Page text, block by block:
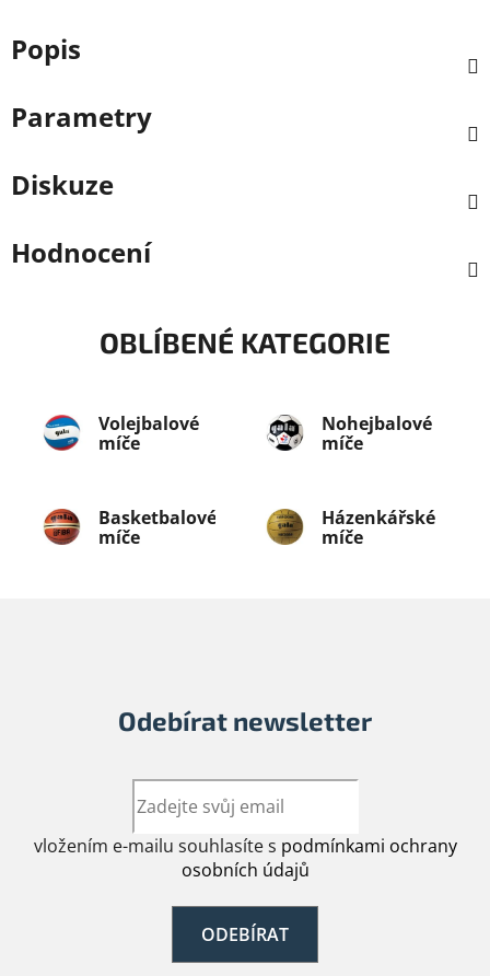
Popis
Parametry
Diskuze
Hodnocení
OBLÍBENÉ KATEGORIE
Volejbalové
míče
Nohejbalové
míče
Basketbalové
míče
Házenkářské
míče
Odebírat newsletter
vložením e-mailu souhlasíte s podmínkami ochrany
osobních údajů
ODEBÍRAT